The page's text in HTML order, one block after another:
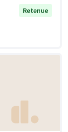
Retenue